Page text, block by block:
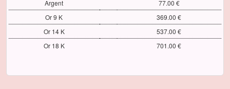
Argent
77.00 €
Or 9 K
369.00 €
Or 14 K
537.00 €
Or 18 K
701.00 €